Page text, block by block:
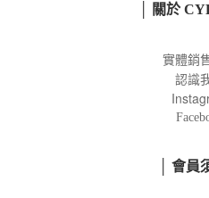
│ 關於
實體銷
認識
│ 會員